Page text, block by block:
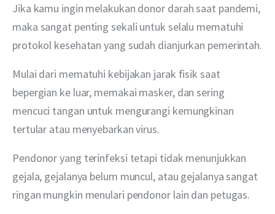
Jika kamu ingin melakukan donor darah saat pandemi,
maka sangat penting sekali untuk selalu mematuhi
protokol kesehatan yang sudah dianjurkan pemerintah.
Mulai dari mematuhi kebijakan jarak fisik saat
bepergian ke luar, memakai masker, dan sering
mencuci tangan untuk mengurangi kemungkinan
tertular atau menyebarkan virus.
Pendonor yang terinfeksi tetapi tidak menunjukkan
gejala, gejalanya belum muncul, atau gejalanya sangat
ringan mungkin menulari pendonor lain dan petugas.